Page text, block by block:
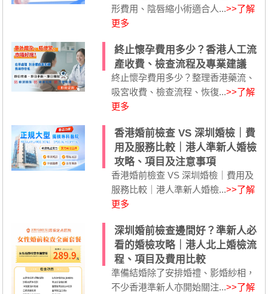
形費用、陰唇縮小術適合人...>>了解
更多
終止懷孕費用多少？香港人工流
產收費、檢查流程及專業建議
終止懷孕費用多少？整理香港藥流、
吸宮收費、檢查流程、恢復...>>了解
更多
香港婚前檢查 VS 深圳婚檢｜費
用及服務比較｜港人準新人婚檢
攻略、項目及注意事項
香港婚前檢查 VS 深圳婚檢｜費用及
服務比較｜港人準新人婚檢...>>了解
更多
深圳婚前檢查邊間好？準新人必
看的婚檢攻略｜港人北上婚檢流
程、項目及費用比較
準備結婚除了安排婚禮、影婚紗相，
不少香港準新人亦開始關注...>>了解